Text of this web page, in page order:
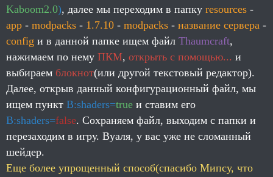
Kaboom2.0), далее мы переходим в папку resources -
app - modpacks - 1.7.10 - modpacks - название сервера -
config и в данной папке ищем файл Thaumcraft,
нажимаем по нему ПКМ, открыть с помощью... и
выбираем блокнот(или другой текстовый редактор).
Далее, открыв данный конфигурационный файл, мы
ищем пункт B:shaders=true и ставим его
B:shaders=false. Сохраняем файл, выходим с папки и
перезаходим в игру. Вуаля, у вас уже не сломанный
шейдер.
Еще более упрощенный способ(спасибо Мипсу, что